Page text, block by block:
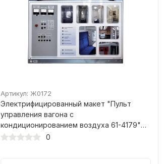
Артикул: Ж0172
Электрифицированный макет "Пульт
управления вагона с
кондиционированием воздуха 61-4179"
(правая панель)
0